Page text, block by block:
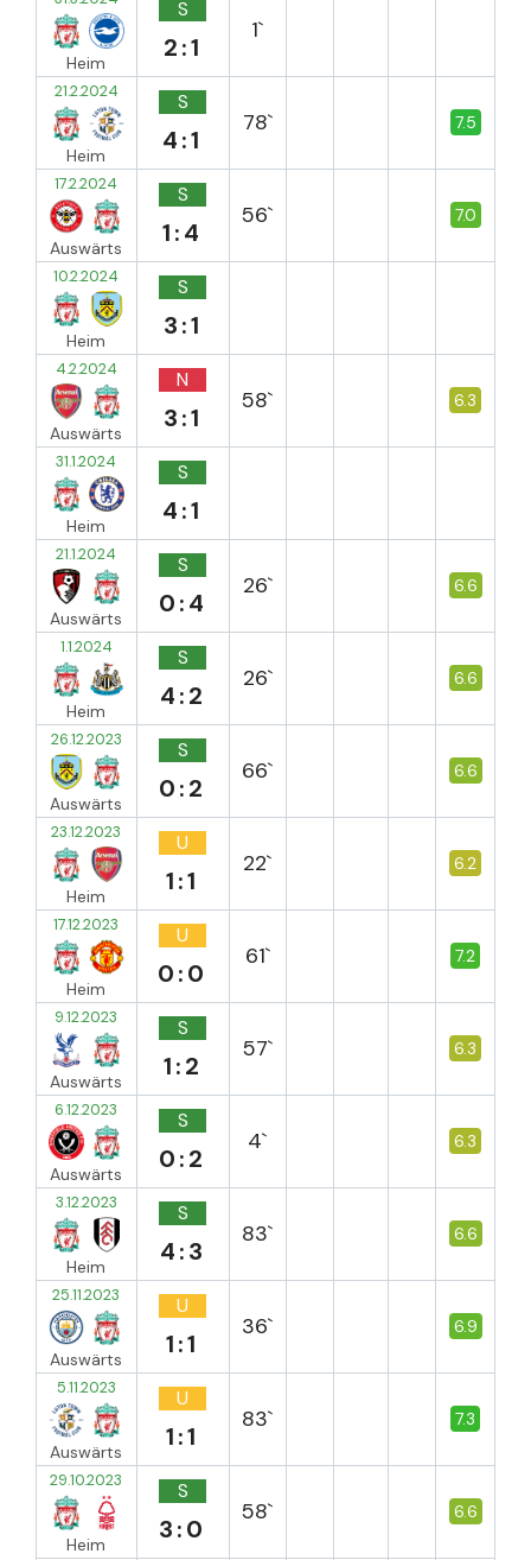
Heim
S
2:1
1`
21.2.2024
Heim
S
4:1
78` 7.5
17.2.2024
Auswärts
S
1:4
56` 7.0
10.2.2024
Heim
S
3:1
4.2.2024
Auswärts
N
3:1
58` 6.3
31.1.2024
Heim
S
4:1
21.1.2024
Auswärts
S
0:4
26` 6.6
1.1.2024
Heim
S
4:2
26` 6.6
26.12.2023
Auswärts
S
0:2
66` 6.6
23.12.2023
Heim
U
1:1
22` 6.2
17.12.2023
Heim
U
0:0
61` 7.2
9.12.2023
Auswärts
S
1:2
57` 6.3
6.12.2023
Auswärts
S
0:2
4` 6.3
3.12.2023
Heim
S
4:3
83` 6.6
25.11.2023
Auswärts
U
1:1
36` 6.9
5.11.2023
Auswärts
U
1:1
83` 7.3
29.10.2023
Heim
S
3:0
58` 6.6